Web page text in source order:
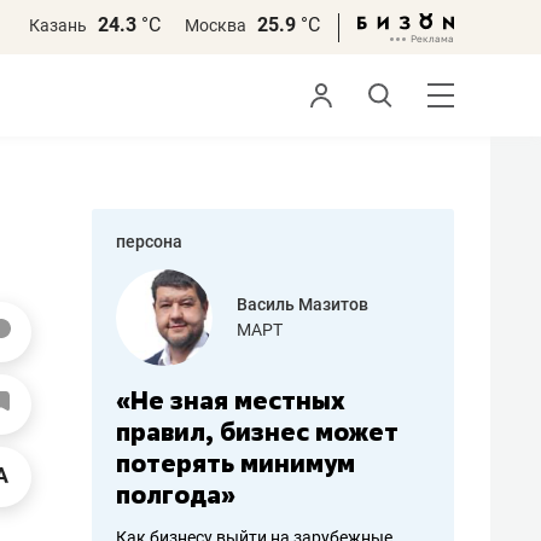
Казань 24.3 °С Москва 25.9 °С
персона
работа
Василь Мазитов
МАРТ
«Не зная местных
правил, бизнес может
потерять минимум
полгода»